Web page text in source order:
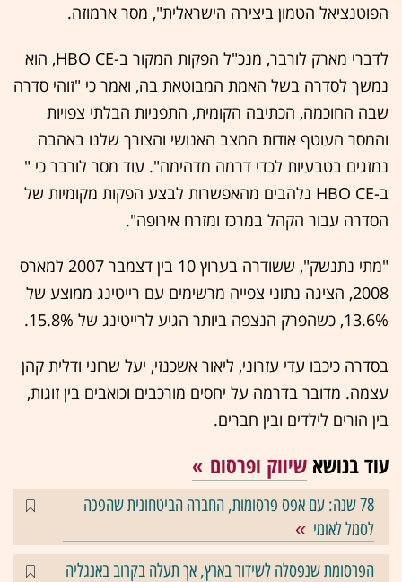
הפוטנציאל הטמון ביצירה הישראלית", מסר ארמוזה.
לדברי מארק לורבר, מנכ"ל הפקות המקור ב-HBO CE, הוא
נמשך לסדרה בשל האמת המבוטאת בה, ואמר כי "זוהי סדרה
שבה החוכמה, הכתיבה הקומית, התפניות הבלתי צפויות
והמסר העוטף אודות המצב האנושי והצורך שלנו באהבה
נמזגים בטבעיות לכדי דרמה מדהימה". עוד מסר לורבר כי "
ב-HBO CE נלהבים מהאפשרות לבצע הפקות מקומיות של
הסדרה עבור הקהל במרכז ומזרח אירופה".
"מתי נתנשק", ששודרה בערוץ 10 בין דצמבר 2007 למארס
2008, הציגה נתוני צפייה מרשימים עם רייטינג ממוצע של
13.6%, כשהפרק הנצפה ביותר הגיע לרייטינג של 15.8%.
בסדרה כיכבו עדי עזרוני, ליאור אשכנזי, יעל שרוני ודלית קהן
עצמה. מדובר בדרמה על יחסים מורכבים וכואבים בין זוגות,
בין הורים לילדים ובין חברים.
עוד בנושא שיווק ופרסום
78 שנה: עם אפס פרסומות, החברה הביטחונית שהפכה
לסמל לאומי
הפרסומת שנפסלה לשידור בארץ, אך תעלה בקרוב באנגליה